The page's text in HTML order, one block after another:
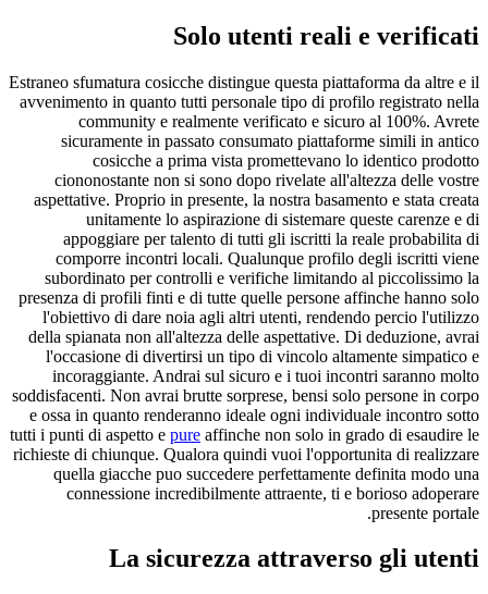
Solo utenti reali e verificati
Estraneo sfumatura cosicche distingue questa piattaforma da altre e il
avvenimento in quanto tutti personale tipo di profilo registrato nella
community e realmente verificato e sicuro al 100%. Avrete
sicuramente in passato consumato piattaforme simili in antico
cosicche a prima vista promettevano lo identico prodotto
ciononostante non si sono dopo rivelate all'altezza delle vostre
aspettative. Proprio in presente, la nostra basamento e stata creata
unitamente lo aspirazione di sistemare queste carenze e di
appoggiare per talento di tutti gli iscritti la reale probabilita di
comporre incontri locali. Qualunque profilo degli iscritti viene
subordinato per controlli e verifiche limitando al piccolissimo la
presenza di profili finti e di tutte quelle persone affinche hanno solo
l'obiettivo di dare noia agli altri utenti, rendendo percio l'utilizzo
della spianata non all'altezza delle aspettative. Di deduzione, avrai
l'occasione di divertirsi un tipo di vincolo altamente simpatico e
incoraggiante. Andrai sul sicuro e i tuoi incontri saranno molto
soddisfacenti. Non avrai brutte sorprese, bensi solo persone in corpo
e ossa in quanto renderanno ideale ogni individuale incontro sotto
tutti i punti di aspetto e pure affinche non solo in grado di esaudire le
richieste di chiunque. Qualora quindi vuoi l'opportunita di realizzare
quella giacche puo succedere perfettamente definita modo una
connessione incredibilmente attraente, ti e borioso adoperare
presente portale.
La sicurezza attraverso gli utenti